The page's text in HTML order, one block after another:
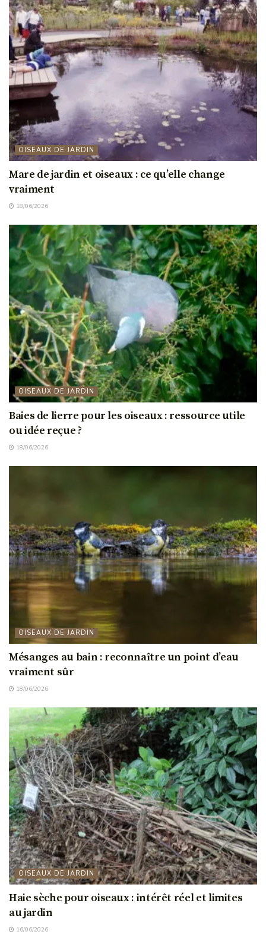
OISEAUX DE JARDIN
Mare de jardin et oiseaux : ce qu’elle change
vraiment
18/06/2026
OISEAUX DE JARDIN
Baies de lierre pour les oiseaux : ressource utile
ou idée reçue ?
18/06/2026
OISEAUX DE JARDIN
Mésanges au bain : reconnaître un point d’eau
vraiment sûr
18/06/2026
OISEAUX DE JARDIN
Haie sèche pour oiseaux : intérêt réel et limites
au jardin
16/06/2026